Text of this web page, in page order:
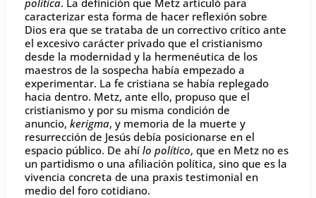
caracterizar esta forma de hacer reflexión sobre
Dios era que se trataba de un correctivo crítico ante
el excesivo carácter privado que el cristianismo
desde la modernidad y la hermenéutica de los
maestros de la sospecha había empezado a
experimentar. La fe cristiana se había replegado
hacia dentro. Metz, ante ello, propuso que el
cristianismo y por su misma condición de
anuncio, kerigma, y memoria de la muerte y
resurrección de Jesús debía posicionarse en el
espacio público. De ahí lo político, que en Metz no es
un partidismo o una afiliación política, sino que es la
vivencia concreta de una praxis testimonial en
medio del foro cotidiano.